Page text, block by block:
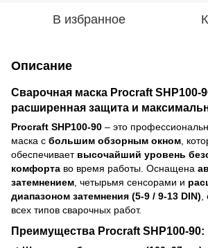
В избранное
Описание
Сварочная маска Procraft SHP100-
расширенная защита и
Procraft SHP100-90 – это
маска с большим обзорным окном ,
обеспечивает высочайший уровень
комфорта во время работы. Оснащена
затемнением , четырьмя сенсорами и
диапазоном затемнения (5-9 / 9-13 DIN)
всех типов сварочных работ.
Преимущества Procraft SHP100-90: